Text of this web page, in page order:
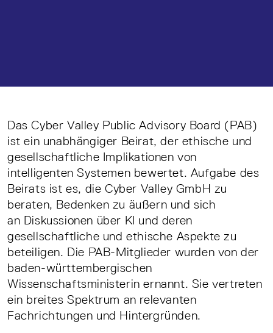
Das Cyber Valley Public Advisory Board (PAB)
ist ein unabhängiger Beirat, der ethische und
gesellschaftliche Implikationen von
intelligenten Systemen bewertet. Aufgabe des
Beirats ist es, die Cyber Valley GmbH zu
beraten, Bedenken zu äußern und sich
an Diskussionen über KI und deren
gesellschaftliche und ethische Aspekte zu
beteiligen. Die PAB-Mitglieder wurden von der
baden-württembergischen
Wissenschaftsministerin ernannt. Sie vertreten
ein breites Spektrum an relevanten
Fachrichtungen und Hintergründen.